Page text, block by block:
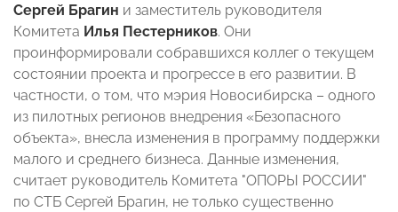
Сергей Брагин и заместитель руководителя
Комитета Илья Пестерников. Они
проинформировали собравшихся коллег о текущем
состоянии проекта и прогрессе в его развитии. В
частности, о том, что мэрия Новосибирска – одного
из пилотных регионов внедрения «Безопасного
объекта», внесла изменения в программу поддержки
малого и среднего бизнеса. Данные изменения,
считает руководитель Комитета "ОПОРЫ РОССИИ"
по СТБ Сергей Брагин, не только существенно